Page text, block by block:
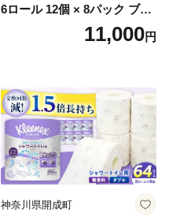
6ロール 12個 × 8パック ブラ
ンカ 再生紙 100％ 芯あり 日
用品 消耗品 無香料 生活用品
11,000円
神奈川県開成町